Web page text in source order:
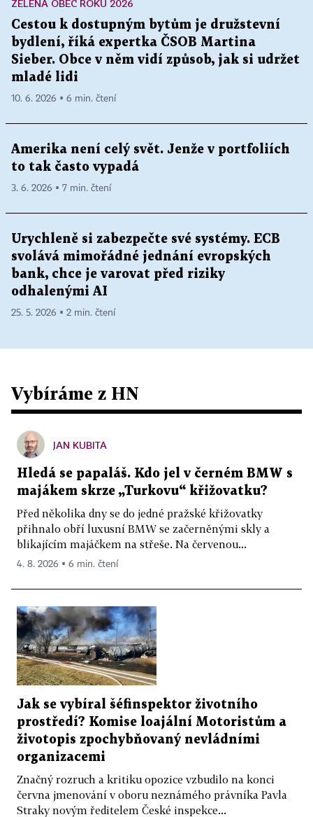
ZELENÁ OBEC ROKU 2026
Cestou k dostupným bytům je družstevní
bydlení, říká expertka ČSOB Martina
Sieber. Obce v něm vidí způsob, jak si udržet
mladé lidi
10. 6. 2026 ▪ 6 min. čtení
Amerika není celý svět. Jenže v portfoliích
to tak často vypadá
3. 6. 2026 ▪ 7 min. čtení
Urychleně si zabezpečte své systémy. ECB
svolává mimořádné jednání evropských
bank, chce je varovat před riziky
odhalenými AI
25. 5. 2026 ▪ 2 min. čtení
Vybíráme z HN
JAN KUBITA
Hledá se papaláš. Kdo jel v černém BMW s
majákem skrze „Turkovu“ křižovatku?
Před několika dny se do jedné pražské křižovatky
přihnalo obří luxusní BMW se začerněnými skly a
blikajícím majáčkem na střeše. Na červenou...
4. 8. 2026 ▪ 6 min. čtení
Jak se vybíral šéfinspektor životního
prostředí? Komise loajální Motoristům a
životopis zpochybňovaný nevládními
organizacemi
Značný rozruch a kritiku opozice vzbudilo na konci
června jmenování v oboru neznámého právníka Pavla
Straky novým ředitelem České inspekce...